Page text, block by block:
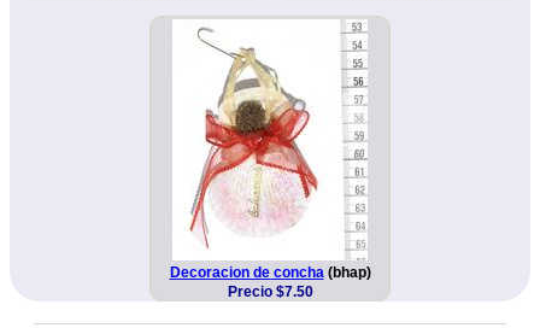
Decoracion de concha (bhap)
Precio $7.50